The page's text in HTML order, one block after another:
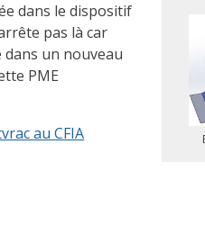
dans le dispositif
pas là car
dans un nouveau
PME
au CFIA